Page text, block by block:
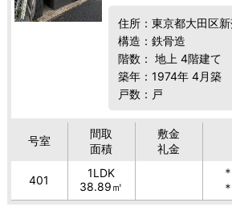
住所：東京都大田区
構造：鉄骨造
階数： 地上 4階建て
築年：1974年 4月築
戸数：戸
号室
間取
面積
敷金
礼金
401
1LDK
38.89㎡